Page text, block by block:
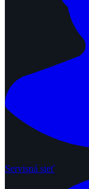
Servisná sieť